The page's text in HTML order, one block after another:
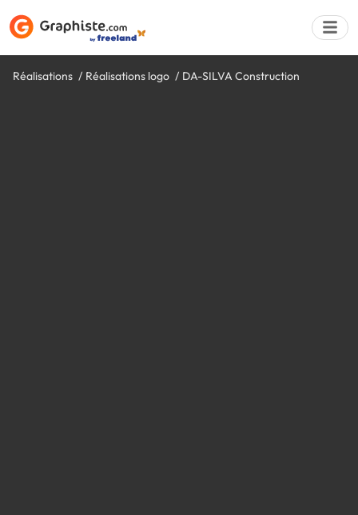
Réalisations Réalisations logo DA-SILVA Construction